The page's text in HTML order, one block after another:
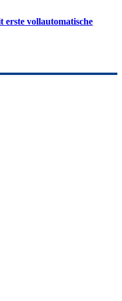
vollautomatische